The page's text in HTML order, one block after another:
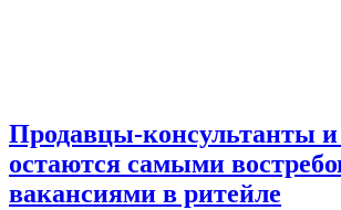
Продавцы-консультанты
остаются самыми
вакансиями в ритейле